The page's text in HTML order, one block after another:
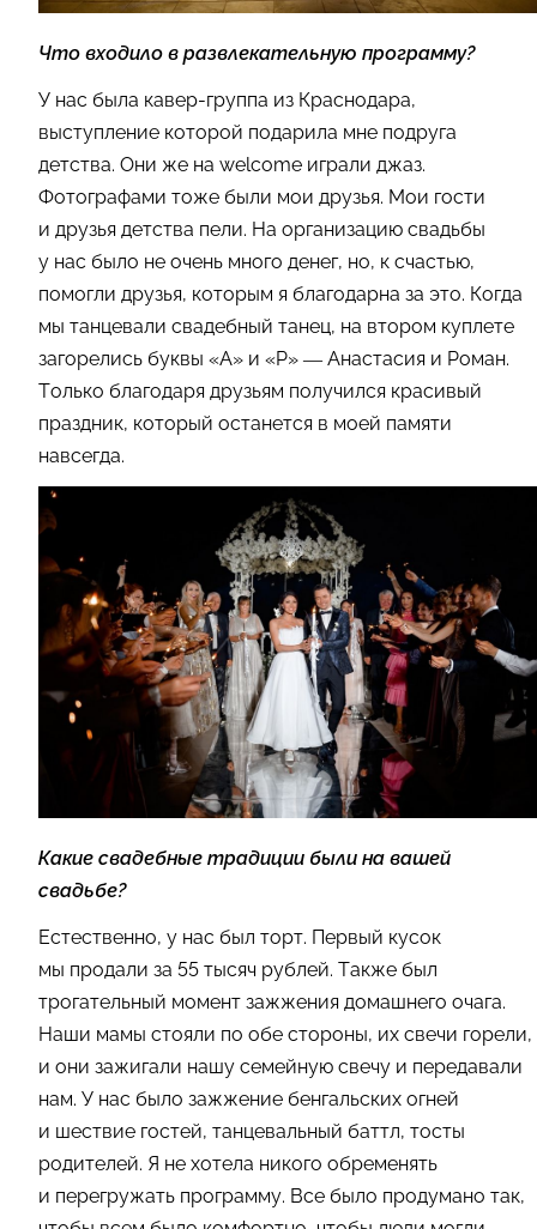
Что входило в развлекательную программу?
У нас была кавер-группа из Краснодара,
выступление которой подарила мне подруга
детства. Они же на welcome играли джаз.
Фотографами тоже были мои друзья. Мои гости
и друзья детства пели. На организацию свадьбы
у нас было не очень много денег, но, к счастью,
помогли друзья, которым я благодарна за это. Когда
мы танцевали свадебный танец, на втором куплете
загорелись буквы «А» и «Р» — Анастасия и Роман.
Только благодаря друзьям получился красивый
праздник, который останется в моей памяти
навсегда.
Какие свадебные традиции были на вашей
свадьбе?
Естественно, у нас был торт. Первый кусок
мы продали за 55 тысяч рублей. Также был
трогательный момент зажжения домашнего очага.
Наши мамы стояли по обе стороны, их свечи горели,
и они зажигали нашу семейную свечу и передавали
нам. У нас было зажжение бенгальских огней
и шествие гостей, танцевальный баттл, тосты
родителей. Я не хотела никого обременять
и перегружать программу. Все было продумано так,